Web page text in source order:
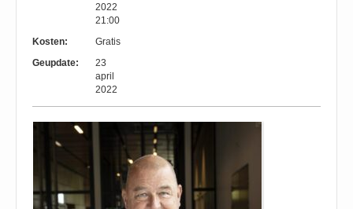
2022
21:00
Kosten:
Gratis
Geupdate:
23
april
2022